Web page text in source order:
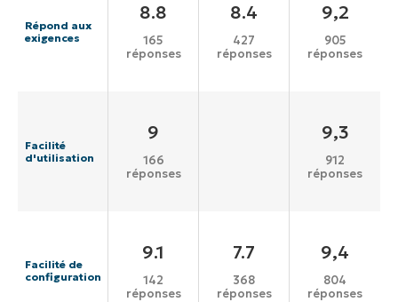
Répond aux
exigences
8.8
165
réponses
8.4
427
réponses
9,2
905
réponses
Facilité
d'utilisation
9
166
réponses
9,3
912
réponses
Facilité de
configuration
9.1
142
réponses
7.7
368
réponses
9,4
804
réponses